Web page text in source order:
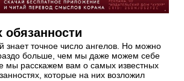
знает точное число ангелов. Но можно
больше, чем мы даже можем себе
мы расскажем вам о самых известных
которые на них возложил